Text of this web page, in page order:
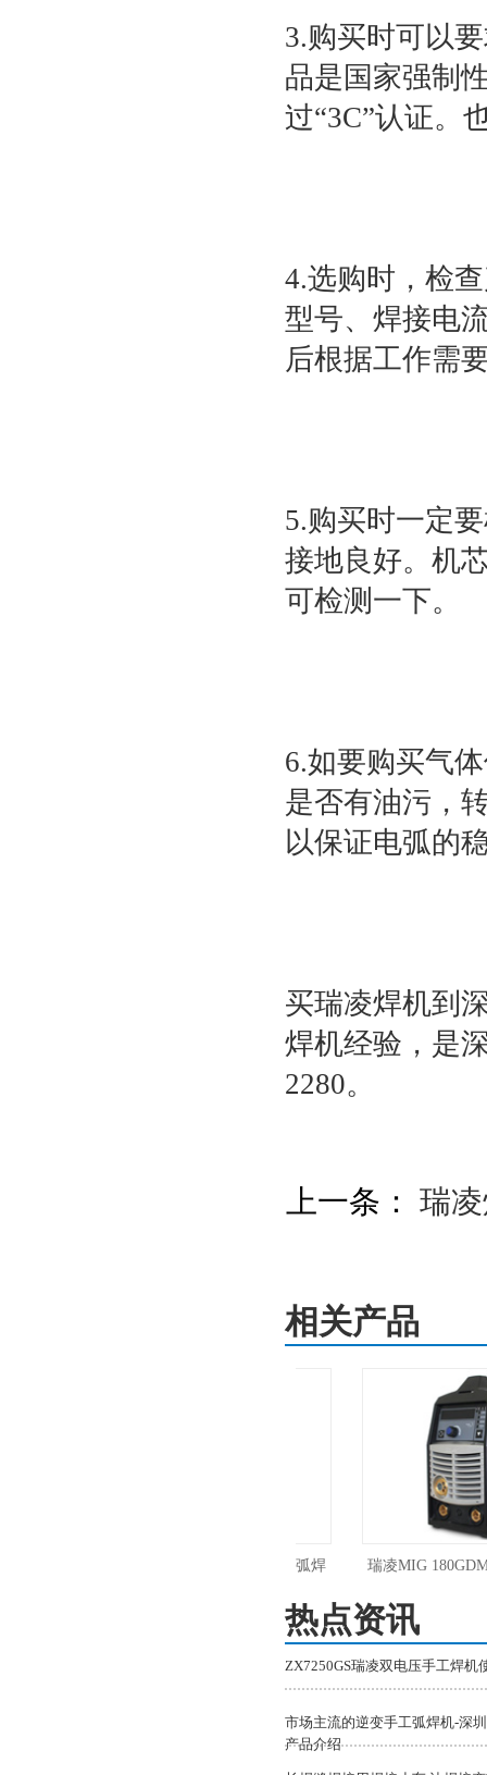
3.购买时可以
品是国家强制
过“3C”认证。
4.选购时，检
型号、焊接电
后根据工作需
5.购买时一定
接地良好。机
可检测一下。
6.如要购买气
是否有油污，
以保证电弧的
买瑞凌焊机到
焊机经验，是
2280。
上一条： 瑞
相关产品
瑞凌脉冲焊铝MIG-180PGDM电焊氩弧焊 瑞凌MIG 180GDMⅡ/
体低飞溅气保
热点资讯
ZX7250GS瑞凌双电压手工焊机
市场主流的逆变手工弧焊机-深
产品介绍